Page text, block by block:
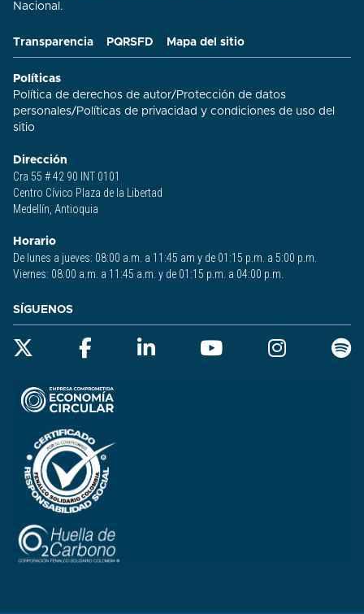
Transparencia PQRSFD Mapa del sitio
Políticas
Política de derechos de autor/ Protección de datos
personales/ Políticas de privacidad y condiciones de uso del
sitio​
Dirección
Cra 55 # 42 90 INT 0101
Centro Cívico Plaza de la Libertad
Medellín, Antioquia
Horario
De lunes a jueves: 08:00 a.m. a 11:45 am y de 01:15 p.m. a 5:00 p.m.
Viernes: 08:00 a.m. a 11:45 a.m. y de 01:15 p.m. a 04:00 p.m.
Nacional.
SÍGUENOS